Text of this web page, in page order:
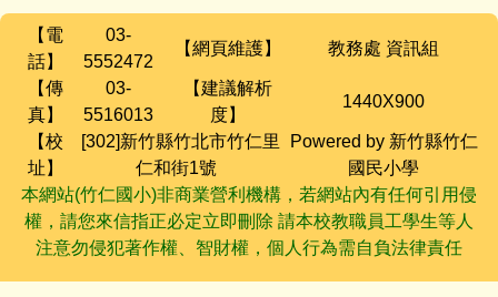
【電
話】
03-
5552472
【網頁維護】 教務處 資訊組
【傳
真】
03-
5516013
【建議解析
度】
1440X900
【校
址】
[302]新竹縣竹北市竹仁里
仁和街1號
Powered by 新竹縣竹仁
國民小學
本網站(竹仁國小)非商業營利機構，若網站內有任何引用侵
權，請您來信指正必定立即刪除 請本校教職員工學生等人
注意勿侵犯著作權、智財權，個人行為需自負法律責任